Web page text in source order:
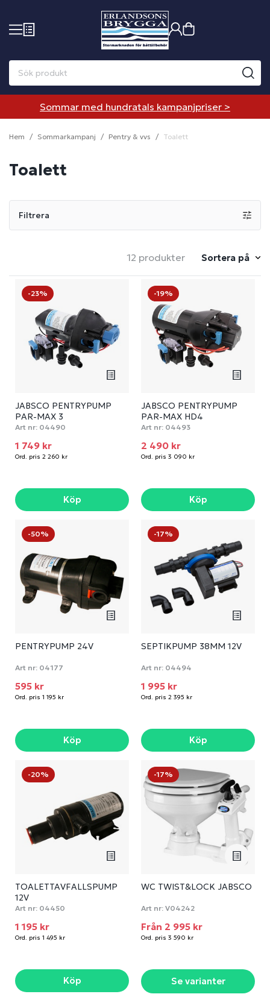
Sommar med hundratals kampanjpriser >
Hem Sommarkampanj Pentry & vvs Toalett
Toalett
Filtrera
12 produkter Sortera på
-23%
JABSCO PENTRYPUMP
PAR-MAX 3
Art nr: 04490
1 749 kr
Ord. pris 2 260 kr
Köp
-19%
JABSCO PENTRYPUMP
PAR-MAX HD4
Art nr: 04493
2 490 kr
Ord. pris 3 090 kr
Köp
-50%
PENTRYPUMP 24V
Art nr: 04177
595 kr
Ord. pris 1 195 kr
Köp
-17%
SEPTIKPUMP 38MM 12V
Art nr: 04494
1 995 kr
Ord. pris 2 395 kr
Köp
-20%
TOALETTAVFALLSPUMP
12V
Art nr: 04450
1 195 kr
Ord. pris 1 495 kr
Köp
-17%
WC TWIST&LOCK JABSCO
Art nr: V04242
Från 2 995 kr
Ord. pris 3 590 kr
Se varianter